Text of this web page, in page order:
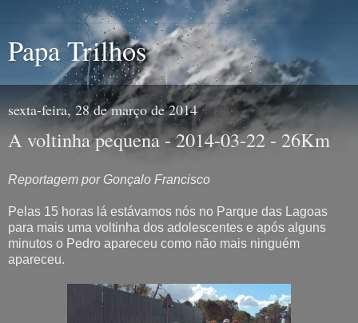
Papa Trilhos
sexta-feira, 28 de março de 2014
A voltinha pequena - 2014-03-22 - 26Km
Reportagem por Gonçalo Francisco
Pelas 15 horas lá estávamos nós no Parque das Lagoas
para mais uma voltinha dos adolescentes e após alguns
minutos o Pedro apareceu como não mais ninguém
apareceu.